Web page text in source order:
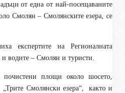
от една от най-посещаваните
Смолян – Смолянските езера, се
експертите на Регионалната
и водите – Смолян и туристи.
площи около шосето,
„Трите Смолянски езера“,
както и